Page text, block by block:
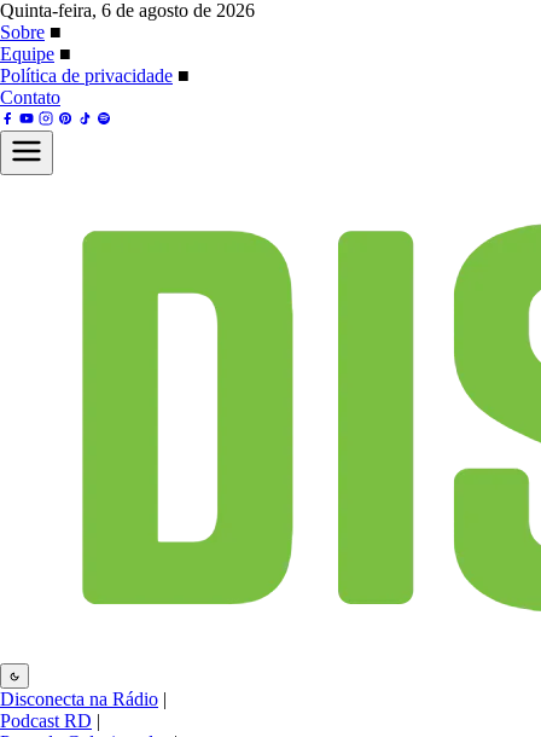
Quinta-feira, 6 de agosto de 2026
Sobre ■
Equipe ■
Política de privacidade ■
Contato
Disconecta na Rádio |
Podcast RD |